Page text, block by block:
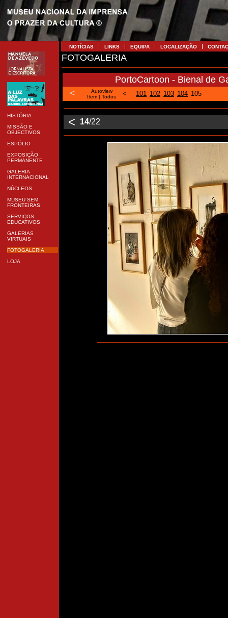
HISTÓRIA
MISSÃO E
OBJECTIVOS
ESPÓLIO
EXPOSIÇÃO
PERMANENTE
GALERIA
INTERNACIONAL
NÚCLEOS
MUSEU SEM
FRONTEIRAS
SERVIÇOS
EDUCATIVOS
GALERIAS
VIRTUAIS
FOTOGALERIA
LOJA
NOTÍCIAS LINKS EQUIPA LOCALIZAÇÃO
FOTOGALERIA
PortoCartoon - Bienal de
<
Autoview
Item | Todos < 101 102 103 104 105
< 14/22